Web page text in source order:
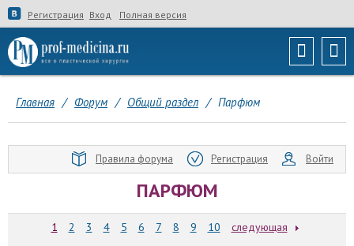
Регистрация Вход Полная версия
Главная / Форум / Общий раздел / Парфюм
Правила форума Регистрация Войти
ПАРФЮМ
1 2 3 4 5 6 7 8 9 10
следующая